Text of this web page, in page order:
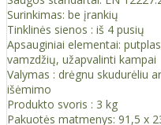
Surinkimas: be įrankių
Tinklinės sienos : iš 4 pusių
Apsauginiai elementai:
vamzdžių, užapvalinti kampai
Valymas : drėgnu skudurėliu
išėmimo
Produkto svoris : 3 kg
Pakuotės matmenys: 91,5 x